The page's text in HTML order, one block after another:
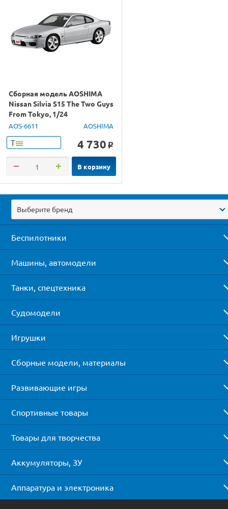
Сборная модель AOSHIMA
Nissan Silvia S15 The Two Guys
From Tokyo, 1/24
AOS-6611 AOSHIMA
Т 4 730 o
В корзину
Выберите бренд
Беспилотники
Машины, автомодели
Танки, спецтехника
Судомодели
Игрушки
Сборные модели, материалы
Развивающие игры
Спортивные товары
Товары для творчества
Аккумуляторы, ЗУ
Аппаратура и электроника